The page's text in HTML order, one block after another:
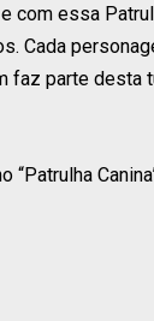
essa
Cada
faz parte desta